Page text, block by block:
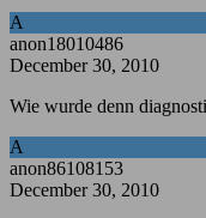
A
anon18010486
December 30, 2010
Wie wurde denn
A
anon86108153
December 30, 2010